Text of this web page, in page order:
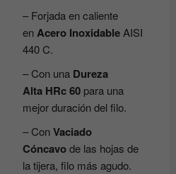
– Forjada en caliente
enAcero InoxidableAISI
440 C.
– Con una Dureza
Alta HRc 60 para una
mejor duración del filo.
– ConVaciado
Cóncavode las hojas de
la tijera, filo más agudo.